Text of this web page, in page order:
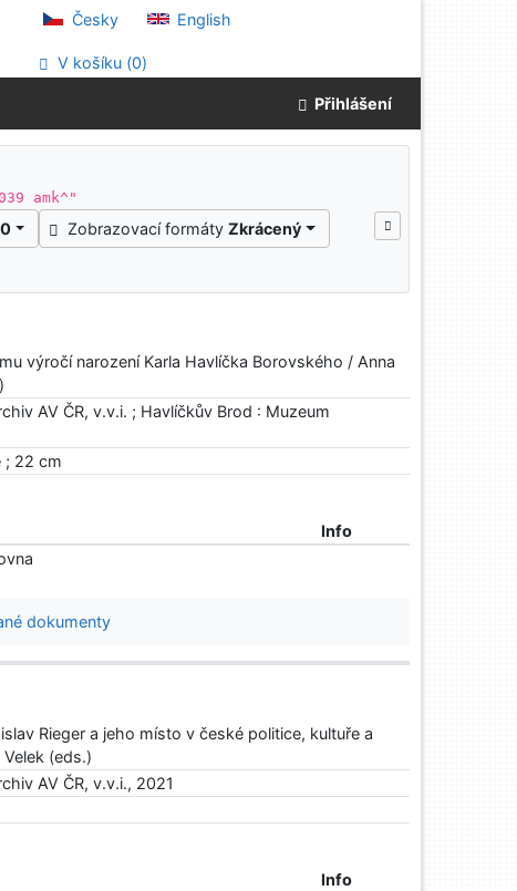
Česky English
V košíku (0)
Přihlášení
amk^"
Zobrazovací formátyZkrácený
výročí narození Karla Havlíčka Borovského / Anna
AV ČR, v.v.i. ; Havlíčkův Brod : Muzeum
; 22 cm
Info
dokumenty
Rieger a jeho místo v české politice, kultuře a
(eds.)
AV ČR, v.v.i., 2021
Info